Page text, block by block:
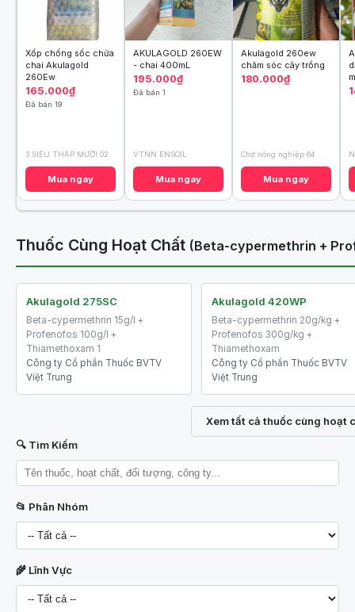
Xốp chống sốc chứa
chai Akulagold
260Ew
165.000₫
Đã bán 19
3 SIÊU THÁP MƯỜI 02
Mua ngay
AKULAGOLD 260EW
- chai 400mL
195.000₫
Đã bán 1
VTNN ENSOIL
Mua ngay
Akulagold 260ew
chăm sóc cây trồng
180.000₫
Chợ nông nghiệp 64
Mua ngay
Thuốc Cùng Hoạt Chất (Beta-cypermethrin +
Akulagold 275SC
Beta-cypermethrin 15g/l +
Profenofos 100g/l +
Thiamethoxam 1
Công ty Cổ phần Thuốc BVTV
Việt Trung
Akulagold 420WP
Beta-cypermethrin 20g/kg +
Profenofos 300g/kg +
Thiamethoxam
Công ty Cổ phần Thuốc BVTV
Việt Trung
Xem tất cả thuốc cùng hoạt
🔍 Tìm Kiếm
📂 Phân Nhóm
🌾 Lĩnh Vực